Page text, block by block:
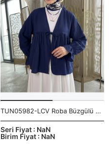
TUN05982-LCV Roba Büzgülü Kol Lastik Tunik-Lacivert
Birim Fiyat : NaN
Seri Fiyat : NaN